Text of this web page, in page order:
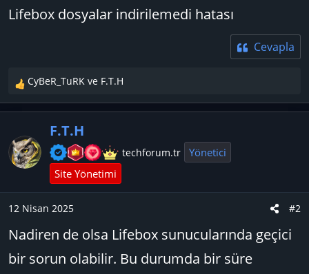
Lifebox dosyalar indirilemedi hatası
Cevapla
T
e
p
i
l
:
CyBeR_TuRK ve F.T.H
F.T.H
techforum.tr
Yönetici
Site Yönetimi
12 Nisan 2025 #2
Nadiren de olsa Lifebox sunucularında geçici
bir sorun olabilir. Bu durumda bir süre